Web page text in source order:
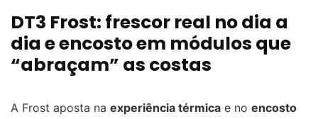
DT3 Frost: frescor real no dia a
dia e encosto em módulos que
“abraçam” as costas
A Frost aposta na experiência térmica e no encosto